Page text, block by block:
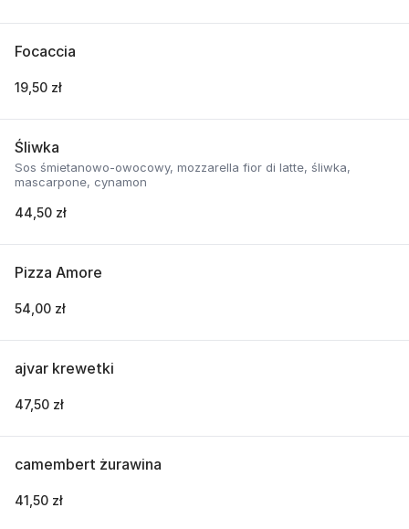
Focaccia
19,50 zł
Śliwka
Sos śmietanowo-owocowy, mozzarella fior di latte, śliwka,
mascarpone, cynamon
44,50 zł
Pizza Amore
54,00 zł
ajvar krewetki
47,50 zł
camembert żurawina
41,50 zł